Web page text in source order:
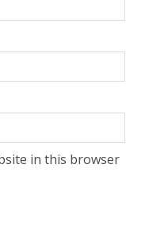
in this browser